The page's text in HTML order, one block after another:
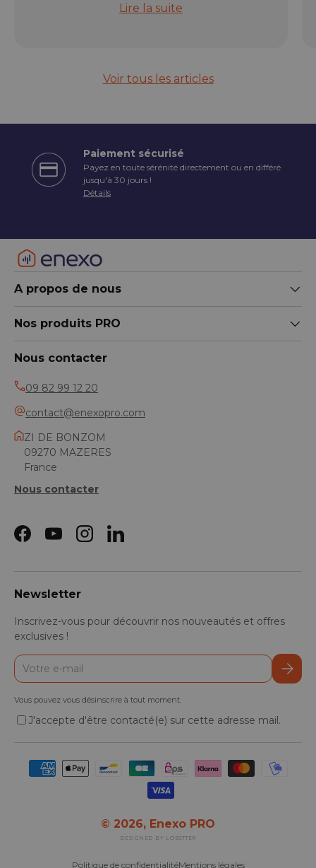
Rail électrique modulable Orium :
Lire la suite
Voir tous les articles
Paiement sécurisé
Payez en toute sérénité directement ou en différé
jusqu'à 30 jours !
Détails
A propos de nous
Nos produits PRO
Nous contacter
09 82 99 12 20
contact@enexopro.com
ZI DE BONZOM
09270 MAZERES
France
Nous contacter
Facebook
YouTubeInstagramLinkedIn
Newsletter
Inscrivez-vous pour découvrir nos nouveautés et offres
exclusives !
E-mail
Vous pouvez vous désinscrire à tout moment.
J'accepte d'être contacté(e) sur cette adresse mail.
Moyens de paiement acceptés
© 2026, Enexo PRO
DESIGNED BY LOBSTTER
Politique de confidentialitéMentions légales